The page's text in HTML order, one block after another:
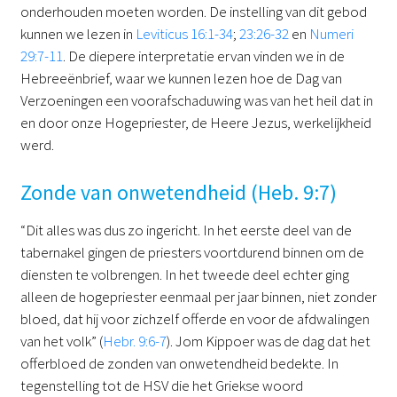
onderhouden moeten worden. De instelling van dit gebod
kunnen we lezen in Leviticus 16:1-34;23:26-32en Numeri
29:7-11. De diepere interpretatie ervan vinden we in de
Hebreeënbrief, waar we kunnen lezen hoe de Dag van
Verzoeningen een voorafschaduwing was van het heil dat in
en door onze Hogepriester, de Heere Jezus, werkelijkheid
werd.
Zonde van onwetendheid (Heb. 9:7)
“Dit alles was dus zo ingericht. In het eerste deel van de
tabernakel gingen de priesters voortdurend binnen om de
diensten te volbrengen. In het tweede deel echter ging
alleen de hogepriester eenmaal per jaar binnen, niet zonder
bloed, dat hij voor zichzelf offerde en voor de afdwalingen
van het volk” (Hebr. 9:6-7). Jom Kippoer was de dag dat het
offerbloed de zonden van onwetendheid bedekte. In
tegenstelling tot de HSV die het Griekse woord